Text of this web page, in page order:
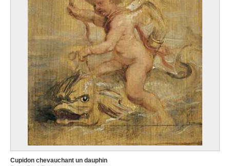
Cupidon chevauchant un dauphin